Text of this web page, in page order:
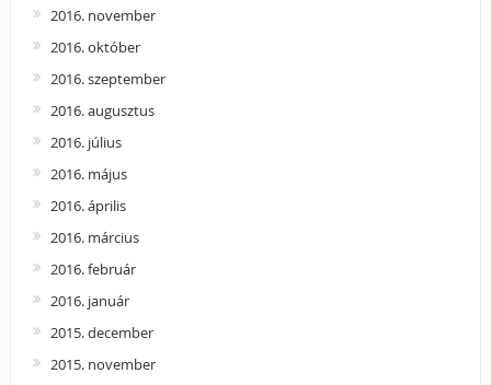
2016. november
2016. október
2016. szeptember
2016. augusztus
2016. július
2016. május
2016. április
2016. március
2016. február
2016. január
2015. december
2015. november